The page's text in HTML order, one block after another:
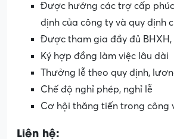
Được hưởng các trợ cấp
định của công ty và quy định
Được tham gia đầy đủ BHXH,
Ký hợp đồng làm việc lâu dài
Thưởng lễ theo quy định,
Chế độ nghỉ phép, nghỉ lễ
Cơ hội thăng tiến trong công
Liên hệ: